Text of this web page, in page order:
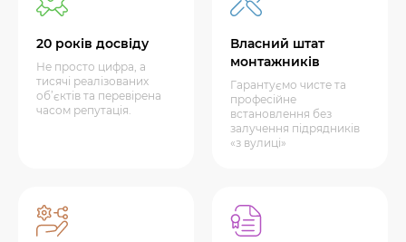
20 років досвіду
Не просто цифра, а
тисячі реалізованих
об’єктів та перевірена
часом репутація.
Власний штат
монтажників
Гарантуємо чисте та
професійне
встановлення без
залучення підрядників
«з вулиці»